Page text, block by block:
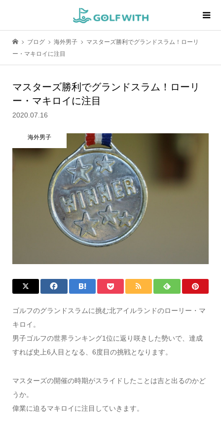
ブログ 海外男子
マスターズ勝利でグランドスラム！ローリ
ー・マキロイに注目
マスターズ勝利でグランドスラム！ローリ
ー・マキロイに注目
2020.07.16
海外男子
ゴルフのグランドスラムに挑む北アイルランドのローリー・マ
キロイ。
男子ゴルフの世界ランキング1位に返り咲きした勢いで、達成
すれば史上6人目となる、6度目の挑戦となります。
マスターズの開催の時期がスライドしたことは吉と出るのかど
うか。
偉業に迫るマキロイに注目していきます。